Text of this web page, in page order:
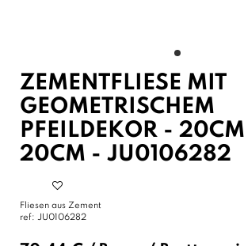
ZEMENTFLIESE MIT
GEOMETRISCHEM
PFEILDEKOR -
20CM - JU0106282
Fliesen aus Zement
ref: JU0106282